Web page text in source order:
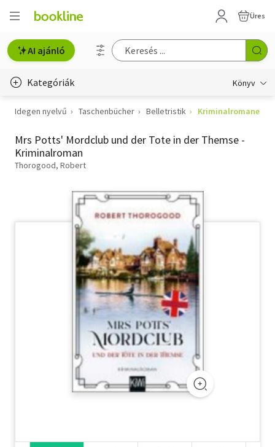
Üres
AI ajánló
Kategóriák Könyv
Életmód, egészség
Erotika
Gyermek- és ifjúsági
Hobbi, szabadidő
Szótár, nyelvkönyv
Tankönyv, segédkönyv
Társadalomtudomány
Természettudomány
Idegen nyelvű Taschenbücher Belletristik Kriminalromane
Mrs Potts' Mordclub und der Tote in der Themse -
Kriminalroman
Thorogood, Robert